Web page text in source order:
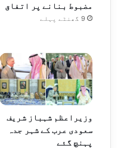
مضبوط بنانے پر اتفاق
9 گھنٹے پہلے
وزیراعظم شہباز شریف
سعودی عرب کے شہر جدہ
پہنچ گئے